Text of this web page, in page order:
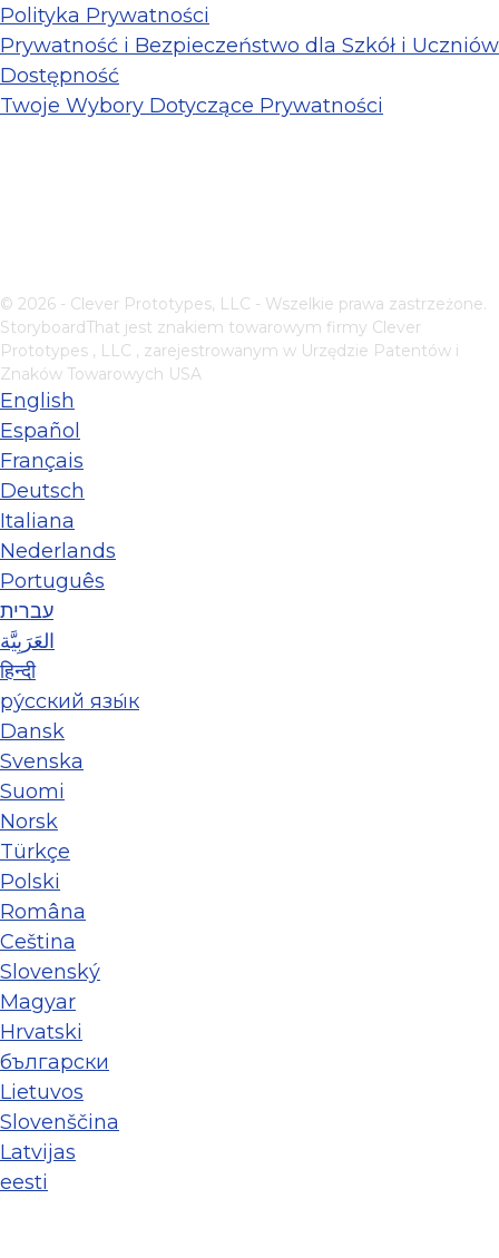
Polityka Prywatności
Prywatność i Bezpieczeństwo dla Szkół i Uczniów
Dostępność
Twoje Wybory Dotyczące Prywatności
© 2026 - Clever Prototypes, LLC - Wszelkie prawa zastrzeżone.
StoryboardThat jest znakiem towarowym firmy Clever
Prototypes , LLC , zarejestrowanym w Urzędzie Patentów i
Znaków Towarowych USA
English
Español
Français
Deutsch
Italiana
Nederlands
Português
עברית
العَرَبِيَّة
हिन्दी
ру́сский язы́к
Dansk
Svenska
Suomi
Norsk
Türkçe
Polski
Româna
Ceština
Slovenský
Magyar
Hrvatski
български
Lietuvos
Slovenščina
Latvijas
eesti